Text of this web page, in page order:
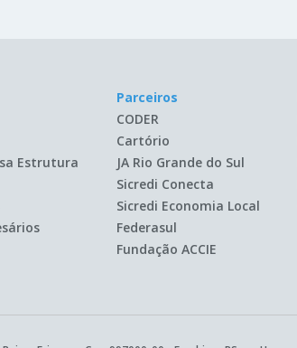
Estrutura
Parceiros
CODER
Cartório
JA Rio Grande do Sul
Sicredi Conecta
Sicredi Economia Local
Federasul
Fundação ACCIE